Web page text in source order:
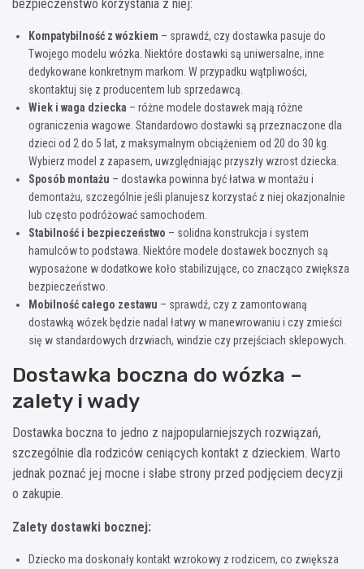
bezpieczeństwo korzystania z niej:
Kompatybilność z wózkiem – sprawdź, czy dostawka pasuje do
Twojego modelu wózka. Niektóre dostawki są uniwersalne, inne
dedykowane konkretnym markom. W przypadku wątpliwości,
skontaktuj się z producentem lub sprzedawcą.
Wiek i waga dziecka – różne modele dostawek mają różne
ograniczenia wagowe. Standardowo dostawki są przeznaczone dla
dzieci od 2 do 5 lat, z maksymalnym obciążeniem od 20 do 30 kg.
Wybierz model z zapasem, uwzględniając przyszły wzrost dziecka.
Sposób montażu – dostawka powinna być łatwa w montażu i
demontażu, szczególnie jeśli planujesz korzystać z niej okazjonalnie
lub często podróżować samochodem.
Stabilność i bezpieczeństwo – solidna konstrukcja i system
hamulców to podstawa. Niektóre modele dostawek bocznych są
wyposażone w dodatkowe koło stabilizujące, co znacząco zwiększa
bezpieczeństwo.
Mobilność całego zestawu – sprawdź, czy z zamontowaną
dostawką wózek będzie nadal łatwy w manewrowaniu i czy zmieści
się w standardowych drzwiach, windzie czy przejściach sklepowych.
Dostawka boczna do wózka –
zalety i wady
Dostawka boczna to jedno z najpopularniejszych rozwiązań,
szczególnie dla rodziców ceniących kontakt z dzieckiem. Warto
jednak poznać jej mocne i słabe strony przed podjęciem decyzji
o zakupie.
Zalety dostawki bocznej:
Dziecko ma doskonały kontakt wzrokowy z rodzicem, co zwiększa